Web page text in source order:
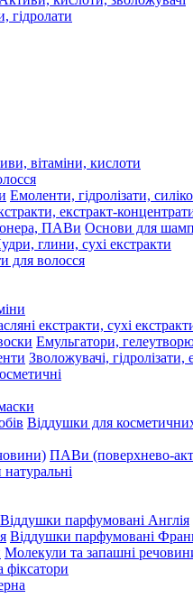
гідролати
вітаміни, кислоти
Емоленти, гідролізати,
Основи для
глини, сухі екстракти
для волосся
Емульгатори,
Зволожувачі, гідролізати,
Віддушки для
ПАВи (поверхнево-
Віддушки парфумовані Англія
Віддушки парфумовані
Молекули та запашні